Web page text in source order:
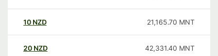
10 NZD 21,165.70 MNT
20 NZD 42,331.40 MNT